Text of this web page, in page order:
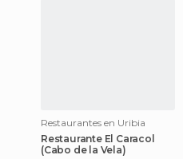
Restaurantes en Uribia
Restaurante El Caracol
(Cabo de la Vela)